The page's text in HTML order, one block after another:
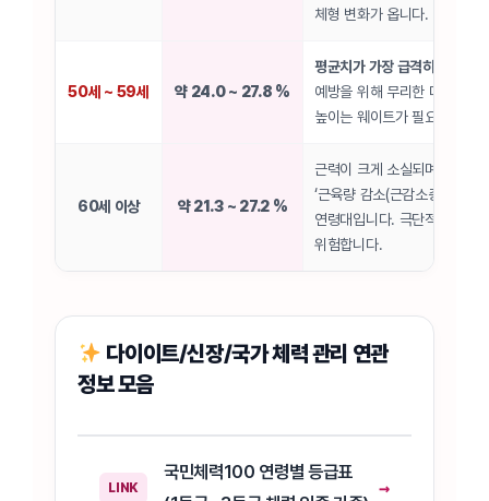
체형 변화가 옵니다.
50세 ~ 59세 약 24.0 ~ 27.8 %
평균치가 가장 급격히 치솟는
예방을 위해 무리한 다이어트
높이는 웨이트가 필요합니다.
60세 이상 약 21.3 ~ 27.2 %
근력이 크게 소실되며, 오히려
‘근육량 감소(근감소증)’에 신
연령대입니다. 극단적 지방 감
위험합니다.
다이이트/신장/국가 체력 관리 연관
정보 모음
LINK
국민체력100 연령별 등급표
→